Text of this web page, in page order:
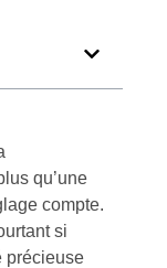
qu’une
compte.
si
précieuse